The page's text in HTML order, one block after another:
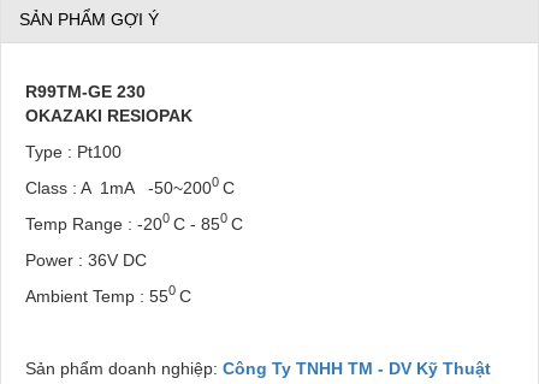
SẢN PHẨM GỢI Ý
R99TM-GE 230
OKAZAKI RESIOPAK
Type : Pt100
Class : A 1mA -50~2000 C
Temp Range : -200 C - 850 C
Power : 36V DC
Ambient Temp : 550 C
Sản phẩm doanh nghiệp: Công Ty TNHH TM - DV Kỹ Thuật